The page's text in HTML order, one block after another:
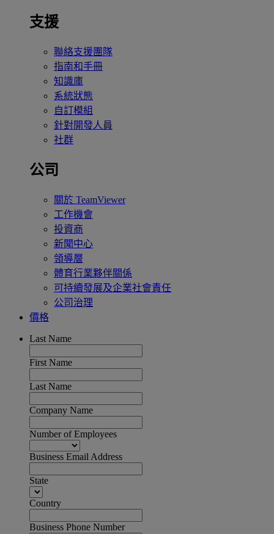
支援
聯絡支援團隊
指南和手冊
知識庫
系統狀態
自訂模組
針對開發人員
社群
公司
關於 TeamViewer
工作機會
投資商
新聞中心
領導層
體育行業夥伴關係
可持續發展及企業社會責任
公司治理
價格
Last Name
First Name
Last Name
Company Name
Number of Employees
Business Email Address
State
Country
Business Phone Number